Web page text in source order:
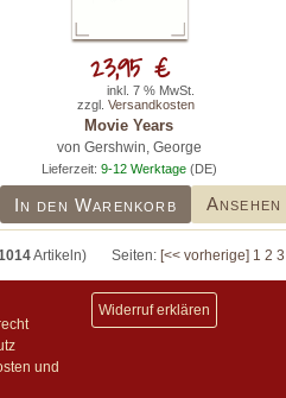
Movie Years
von Gershwin, George
Lieferzeit: 9-12 Werktage(DE)
In den Warenkorb Ansehen
23,95 €
inkl. 7 % MwSt.
zzgl. Versandkosten
Artikeln) Seiten: [<< vorherige] 1 2 3
und
Widerruf erklären